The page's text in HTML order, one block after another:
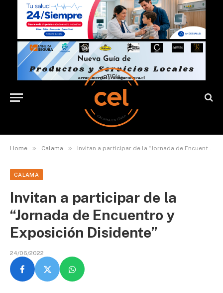
Home » Calama » Invitan a participar de la “Jornada de Encuentro y Exposición Disidente”
CALAMA
Invitan a participar de la
“Jornada de Encuentro y
Exposición Disidente”
24/06/2022